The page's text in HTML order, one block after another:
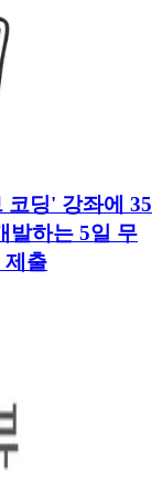
코딩' 강좌에 35
발하는 5일 무
제출